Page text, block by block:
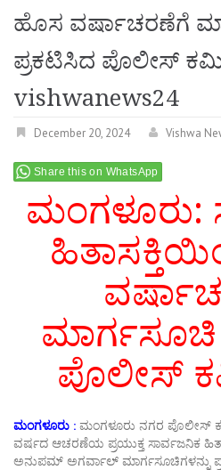
ಹೊಸ ವರ್ಷಾಚರಣೆಗೆ
ಪ್ರಕಟಿಸಿದ ಪೊಲೀಸ್
vishwanews24
December 20, 2024 Vishwa
Share this on WhatsApp
ಮಂಗಳೂರು:
ಮಾರ್ಗಸೂಚಿ
ಪೊಲೀಸ್
ಮಂಗಳೂರು : ಮಂಗಳೂರು ನಗರ ಪೊಲೀಸ್
ವರ್ಷದ ಆಚರಣೆಯ ಪ್ರಯುಕ್ತ ಸಾರ್ವಜನಿಕ
ಅನುಪಮ್ ಅಗರ್ವಾಲ್ ಮಾರ್ಗಸೂಚಿಗಳನ್ನು